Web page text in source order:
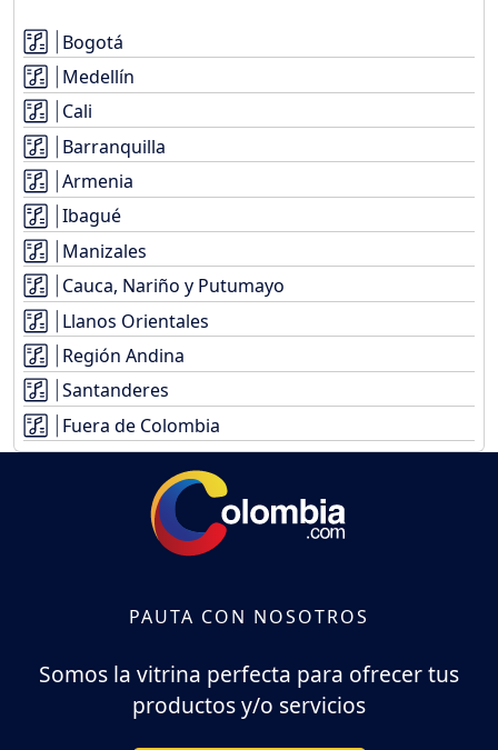
Bogotá
Medellín
Cali
Barranquilla
Armenia
Ibagué
Manizales
Cauca, Nariño y Putumayo
Llanos Orientales
Región Andina
Santanderes
Fuera de Colombia
PAUTA CON NOSOTROS
Somos la vitrina perfecta para ofrecer tus
productos y/o servicios